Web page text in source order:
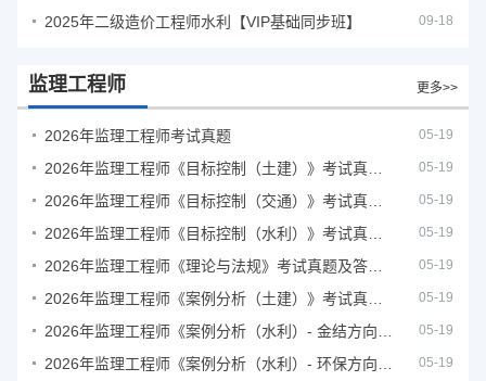
2025年二级造价工程师水利【VIP基础同步班】 09-18
监理工程师 更多>>
2026年监理工程师考试真题 05-19
05-19
05-19
05-19
05-19
05-19
05-19
05-19